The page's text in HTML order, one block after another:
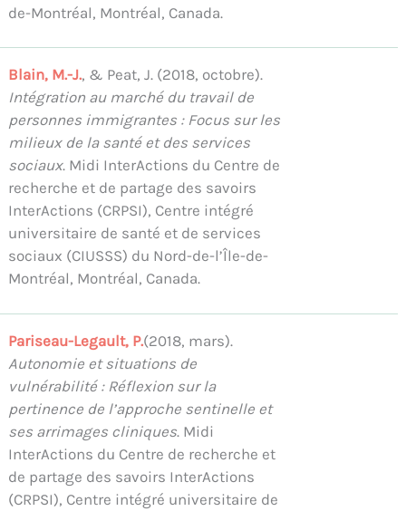
de-Montréal, Montréal, Canada.
Blain, M.-J., & Peat, J. (2018, octobre).
Intégration au marché du travail de
personnes immigrantes : Focus sur les
milieux de la santé et des services
sociaux. Midi InterActions du Centre de
recherche et de partage des savoirs
InterActions (CRPSI), Centre intégré
universitaire de santé et de services
sociaux (CIUSSS) du Nord-de-l’Île-de-
Montréal, Montréal, Canada.
Pariseau-Legault, P.(2018, mars).
Autonomie et situations de
vulnérabilité : Réflexion sur la
pertinence de l’approche sentinelle et
ses arrimages cliniques. Midi
InterActions du Centre de recherche et
de partage des savoirs InterActions
(CRPSI), Centre intégré universitaire de